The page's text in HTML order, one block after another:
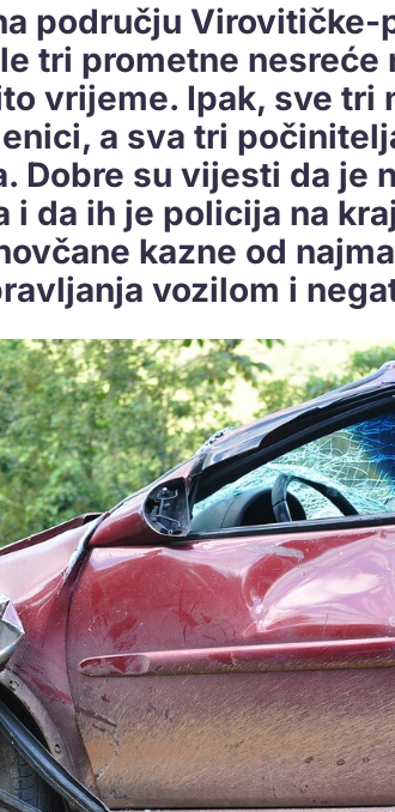
području Virovitičke-
tri prometne nesreće
vrijeme. Ipak, sve tri
a sva tri
Dobre su vijesti da je
i da ih je policija na
kazne od
vozilom i